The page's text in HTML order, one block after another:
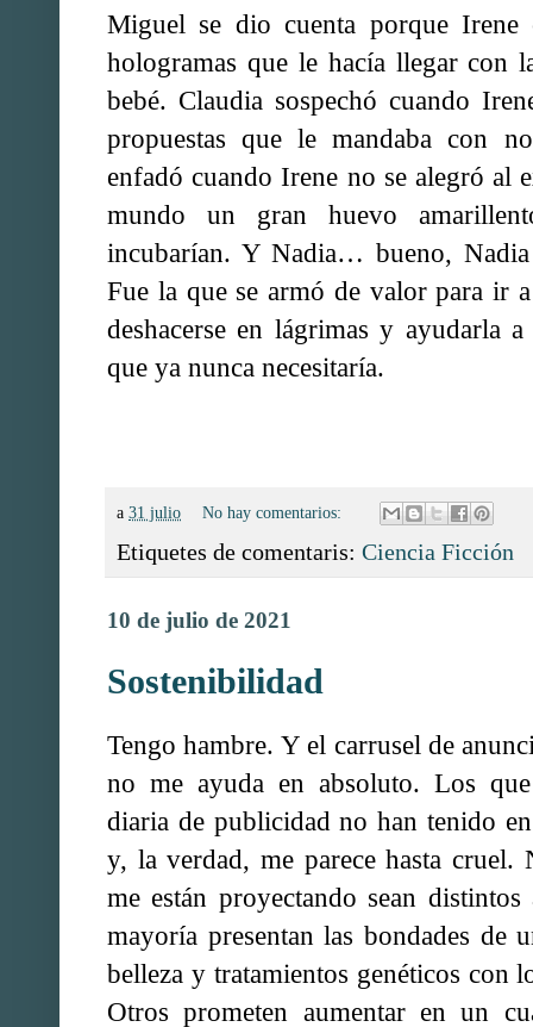
Miguel se dio cuenta porque
hologramas que le hacía llegar con
bebé. Claudia sospechó cuando
propuestas que le mandaba con
enfadó cuando Irene no se alegró al
mundo un gran huevo
incubarían. Y Nadia… bueno,
Fue la que se armó de valor para ir
deshacerse en lágrimas y ayudarla
que ya nunca necesitaría.
a 31 julio No hay comentarios:
Etiquetes de comentaris: Ciencia Ficción
10 de julio de 2021
Sostenibilidad
Tengo hambre. Y el carrusel de
no me ayuda en absoluto. Los
diaria de publicidad no han tenido
y, la verdad, me parece hasta cruel.
me están proyectando sean
mayoría presentan las bondades de
belleza y tratamientos genéticos con
Otros prometen aumentar en un